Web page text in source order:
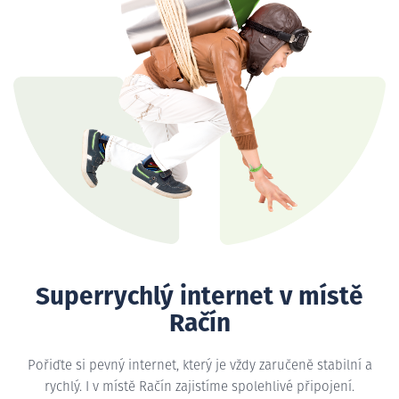
Superrychlý internet v místě
Račín
Pořiďte si pevný internet, který je vždy zaručeně stabilní a
rychlý. I v místě Račín zajistíme spolehlivé připojení.